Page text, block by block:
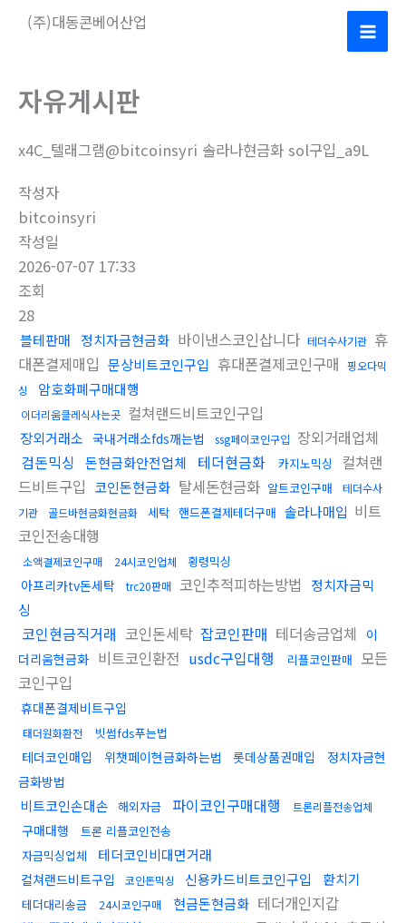
(주)대동콘베어산업
Main
자유게시판
x4C_텔래그램@bitcoinsyri 솔라나현금화 sol구입_a9L
작성자
bitcoinsyri
작성일
2026-07-07 17:33
조회
28
블테판매 정치자금현금화 바이낸스코인삽니다 테더수사기관 휴
대폰결제매입 문상비트코인구입 휴대폰결제코인구매 핑오다믹
싱
암호화폐구매대행
이더리움클레식사는곳 컬쳐랜드비트코인구입
장외거래소 국내거래소fds깨는법 ssg페이코인구입 장외거래업체
검돈믹싱
돈현금화안전업체 테더현금화 카지노믹싱
컬쳐랜
드비트구입 코인돈현금화 탈세돈현금화 알트코인구매
테더수사
기관
골드바현금화현금화 세탁 핸드폰결제테더구매 솔라나매입 비트
코인전송대행
소액결제코인구매 24시코인업체 횡령믹싱
아프리카tv돈세탁 trc20판매 코인추적피하는방법
정치자금믹
싱
코인현금직거래 코인돈세탁 잡코인판매 테더송금업체
이
더리움현금화 비트코인환전 usdc구입대행 리플코인판매 모든
코인구입
휴대폰결제비트구입
태더원화환전 빗썸fds푸는법
테더코인매입 위챗페이현금화하는법 롯데상품권매입
정치자금현
금화방법
비트코인손대손 해외자금 파이코인구매대행 트론리플전송업체
구매대행
트론 리플코인전송
자금믹싱업체
테더코인비대면거래
컬쳐랜드비트구입 코인돈믹싱 신용카드비트코인구입 환치기
테더대리송금 24시코인구매 현금돈현금화 테더개인지갑